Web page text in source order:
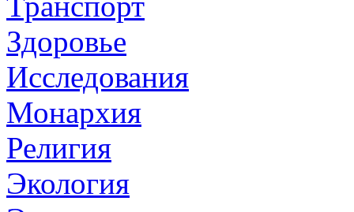
Здоровье
Исследования
Монархия
Религия
Экология